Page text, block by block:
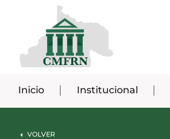
Inicio Institucional
VOLVER